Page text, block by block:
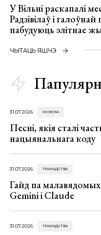
У Вільні раскапалі
Радзівілаў і
пабудуюць элітнае
ЧЫТАЦЬ ЯШЧЭ
31.07.2026 МУЗЫКА
Песні, якія сталі
нацыянальнага коду
31.07.2026 ГРАМАДСТВА
Гайд па
Gemini і Claude
31.07.2026 ГРАМАДСТВА